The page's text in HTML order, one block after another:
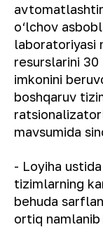
o‘lchov
laboratoriyasi
resurslarini
imkonini
boshqaruv
mavsumida
- Loyiha
tizimlarning
behuda
ortiq